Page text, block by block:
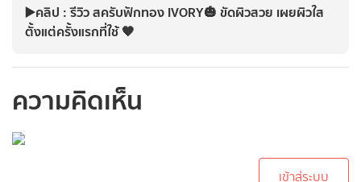
▶️คลิป : รีวิว สครับฟักทอง IVORY🎃 ขัดผิวสวย เผยผิวใส
ตั้งแต่ครั้งแรกที่ใช้ 🧡
ความคิดเห็น
เข้าสู่ระบบ